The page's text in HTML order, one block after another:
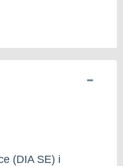
(DIA SE) i